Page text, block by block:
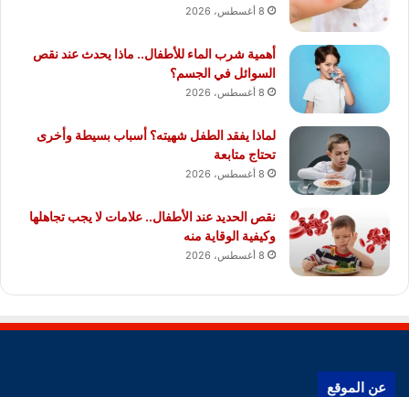
8 أغسطس، 2026
أهمية شرب الماء للأطفال.. ماذا يحدث عند نقص
السوائل في الجسم؟
8 أغسطس، 2026
لماذا يفقد الطفل شهيته؟ أسباب بسيطة وأخرى
تحتاج متابعة
8 أغسطس، 2026
نقص الحديد عند الأطفال.. علامات لا يجب تجاهلها
وكيفية الوقاية منه
8 أغسطس، 2026
عن الموقع